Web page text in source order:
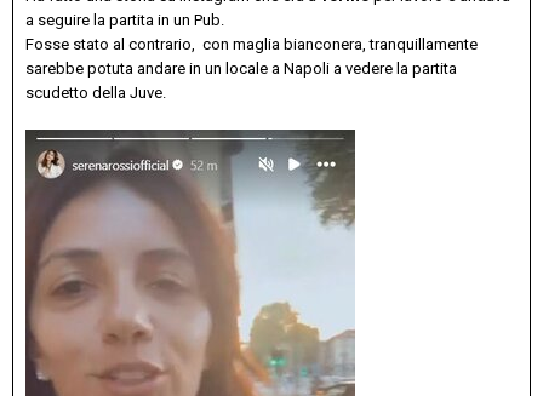
a seguire la partita in un Pub.
Fosse stato al contrario, con maglia bianconera, tranquillamente
sarebbe potuta andare in un locale a Napoli a vedere la partita
scudetto della Juve.